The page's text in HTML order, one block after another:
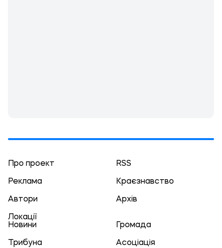
Про проект RSS
Реклама Краєзнавство
Автори Архів
Локації
Новини
Громада
Трибуна Асоціація